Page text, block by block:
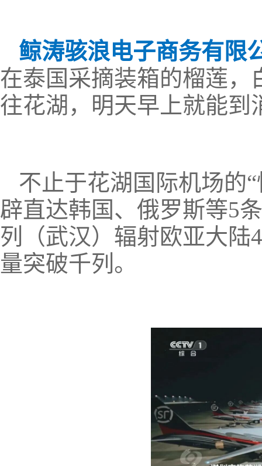
鲸涛骇浪电子商务有限
在泰国采摘装箱的榴莲，
往花湖，明天早上就能到
不止于花湖国际机场的
辟直达韩国、俄罗斯等5
列（武汉）辐射欧亚大陆
量突破千列。